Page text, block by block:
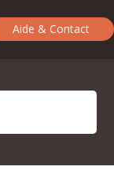
Aide & Contact